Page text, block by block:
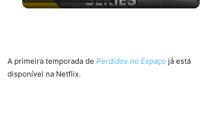
A primeira temporada de Perdidos no Espaço já está
disponível na Netflix.